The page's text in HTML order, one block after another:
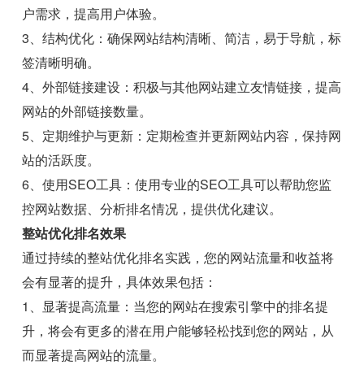
户需求，提高用户体验。
3、结构优化：确保网站结构清晰、简洁，易于导航，标
签清晰明确。
4、外部链接建设：积极与其他网站建立友情链接，提高
网站的外部链接数量。
5、定期维护与更新：定期检查并更新网站内容，保持网
站的活跃度。
6、使用SEO工具：使用专业的SEO工具可以帮助您监
控网站数据、分析排名情况，提供优化建议。
整站优化排名效果
通过持续的整站优化排名实践，您的网站流量和收益将
会有显著的提升，具体效果包括：
1、显著提高流量：当您的网站在搜索引擎中的排名提
升，将会有更多的潜在用户能够轻松找到您的网站，从
而显著提高网站的流量。